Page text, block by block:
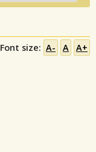
Font size: A- A A+